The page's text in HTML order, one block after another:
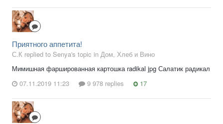
Приятного аппетита!
С.К replied to Senya's topic in Дом, Хлеб и Вино
Мимишная фаршированная картошка radikal jpg Салатик радикал
07.11.2019 11:23
9 978 replies 17